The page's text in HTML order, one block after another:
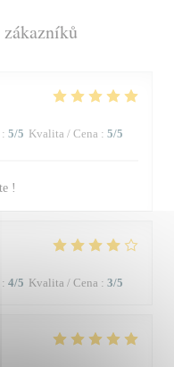
: 5/5 Kvalita / Cena : 5/5
!
: 4/5 Kvalita / Cena : 3/5